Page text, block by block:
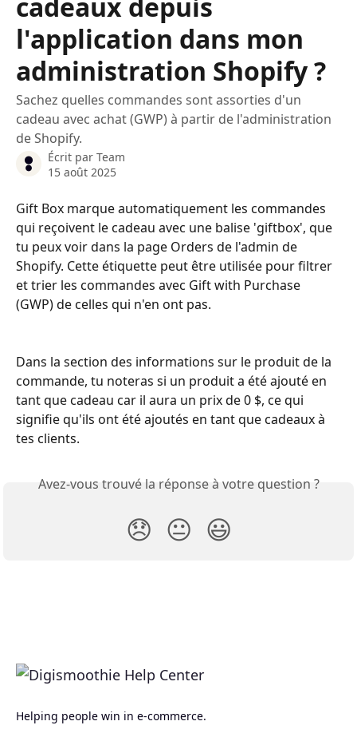
l'application dans mon
administration Shopify ?
Sachez quelles commandes sont assorties d'un
cadeau avec achat (GWP) à partir de l'administration
de Shopify.
Écrit par Team
15 août 2025
Gift Box marque automatiquement les commandes
qui reçoivent le cadeau avec une balise 'giftbox', que
tu peux voir dans la page Orders de l'admin de
Shopify. Cette étiquette peut être utilisée pour filtrer
et trier les commandes avec Gift with Purchase
(GWP) de celles qui n'en ont pas.
Dans la section des informations sur le produit de la
commande, tu noteras si un produit a été ajouté en
tant que cadeau car il aura un prix de 0 $, ce qui
signifie qu'ils ont été ajoutés en tant que cadeaux à
tes clients.
Avez-vous trouvé la réponse à votre question ?
😞 😐 😃
Helping people win in e-commerce.